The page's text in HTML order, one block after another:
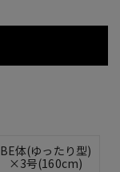
BE体(ゆったり型)
×3号(160cm)